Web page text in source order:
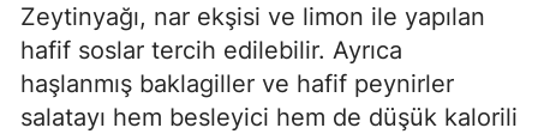
Zeytinyağı, nar ekşisi ve limon ile yapılan
hafif soslar tercih edilebilir. Ayrıca
haşlanmış baklagiller ve hafif peynirler
salatayı hem besleyici hem de düşük kalorili